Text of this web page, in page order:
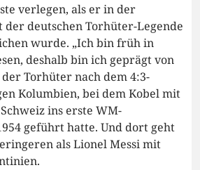
verlegen, als er in der
deutschen Torhüter-Legende
wurde. „Ich bin früh in
deshalb bin ich geprägt von
der Torhüter nach dem 4:3-
Kolumbien, bei dem Kobel mit
ins erste WM-
geführt hatte. Und dort geht
als Lionel Messi mit